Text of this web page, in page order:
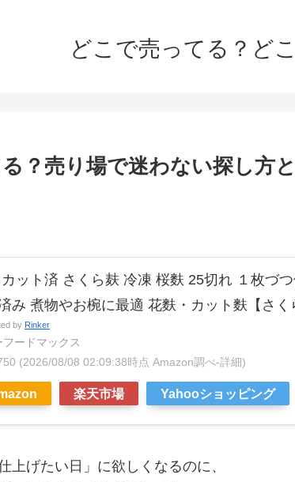
どこで売ってる？ど
？売り場で迷わない探し方
ット済 さくら麸 冷凍 桜麩 25切れ １枚づ
み 煮物やお椀に最適 花麩・カット麩【さく
by Rinker
フードマックス
(2026/08/08 02:09:38時点 Amazon調べ-詳細)
楽天市場 Yahooショッピング
上げたい日」に欲しくなるのに、